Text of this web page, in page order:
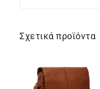
Σχετικά προϊόντα